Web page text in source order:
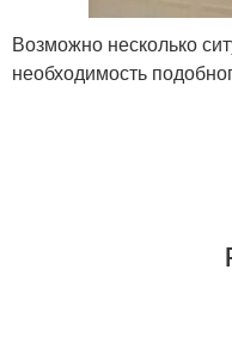
Возможно несколько
необходимость